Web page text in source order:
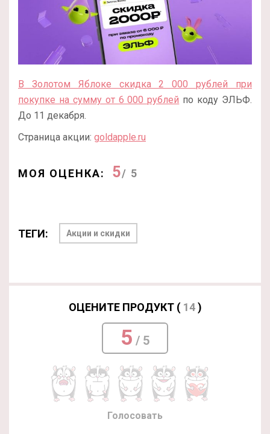
В Золотом Яблоке скидка 2 000 рублей при
покупке на сумму от 6 000 рублей по коду ЭЛЬФ.
До 11 декабря.
Страница акции: goldapple.ru
МОЯ ОЦЕНКА: 5/ 5
ТЕГИ: Акции и скидки
ОЦЕНИТЕ ПРОДУКТ ( 14)
5 / 5
Голосовать